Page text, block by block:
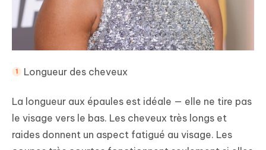
Longueur des cheveux
La longueur aux épaules est idéale — elle ne tire pas
le visage vers le bas. Les cheveux très longs et
raides donnent un aspect fatigué au visage. Les